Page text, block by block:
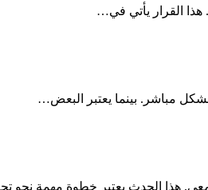
القرار يأتي في…
مباشر. بينما يعتبر البعض⁢…
هذا الحدث يعتبر ⁤خطوة مهمة نحو